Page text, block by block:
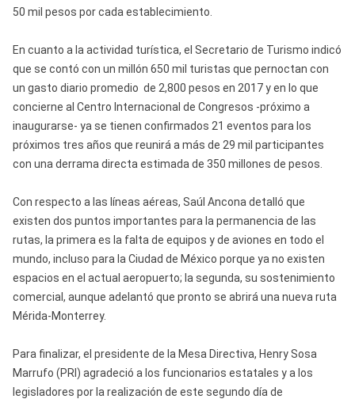
50 mil pesos por cada establecimiento.
En cuanto a la actividad turística, el Secretario de Turismo indicó
que se contó con un millón 650 mil turistas que pernoctan con
un gasto diario promedio de 2,800 pesos en 2017 y en lo que
concierne al Centro Internacional de Congresos -próximo a
inaugurarse- ya se tienen confirmados 21 eventos para los
próximos tres años que reunirá a más de 29 mil participantes
con una derrama directa estimada de 350 millones de pesos.
Con respecto a las líneas aéreas, Saúl Ancona detalló que
existen dos puntos importantes para la permanencia de las
rutas, la primera es la falta de equipos y de aviones en todo el
mundo, incluso para la Ciudad de México porque ya no existen
espacios en el actual aeropuerto; la segunda, su sostenimiento
comercial, aunque adelantó que pronto se abrirá una nueva ruta
Mérida-Monterrey.
Para finalizar, el presidente de la Mesa Directiva, Henry Sosa
Marrufo (PRI) agradeció a los funcionarios estatales y a los
legisladores por la realización de este segundo día de